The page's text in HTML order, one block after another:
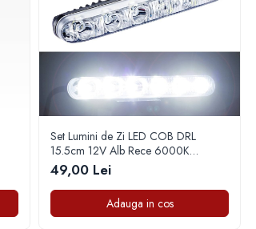
Set Lumini de Zi LED COB DRL
15.5cm 12V Alb Rece 6000K
Universal
49,00 Lei
Adauga in cos